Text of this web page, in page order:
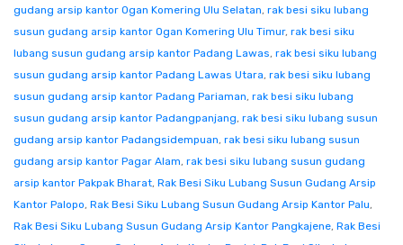
gudang arsip kantor Ogan Komering Ulu Selatan, rak besi siku lubang
susun gudang arsip kantor Ogan Komering Ulu Timur, rak besi siku
lubang susun gudang arsip kantor Padang Lawas, rak besi siku lubang
susun gudang arsip kantor Padang Lawas Utara, rak besi siku lubang
susun gudang arsip kantor Padang Pariaman, rak besi siku lubang
susun gudang arsip kantor Padangpanjang, rak besi siku lubang susun
gudang arsip kantor Padangsidempuan, rak besi siku lubang susun
gudang arsip kantor Pagar Alam, rak besi siku lubang susun gudang
arsip kantor Pakpak Bharat, Rak Besi Siku Lubang Susun Gudang Arsip
Kantor Palopo, Rak Besi Siku Lubang Susun Gudang Arsip Kantor Palu,
Rak Besi Siku Lubang Susun Gudang Arsip Kantor Pangkajene, Rak Besi